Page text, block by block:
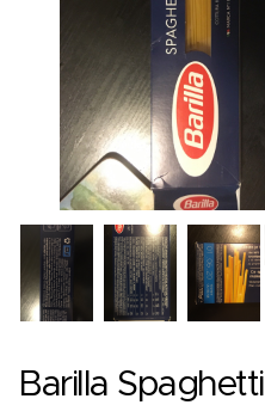
Barilla Spaghetti